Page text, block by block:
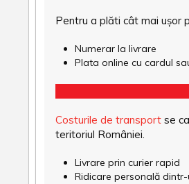
Pentru a plăti cât mai ușor
Numerar la livrare
Plata online cu cardul
Costurile de transport se
teritoriul României.
Livrare prin curier rapid
Ridicare personală dintr-